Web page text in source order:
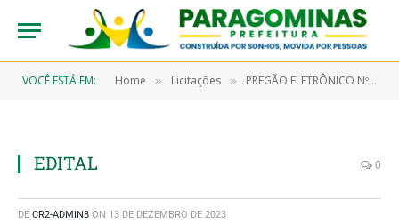
VOCÊ ESTÁ EM: Home » Licitações » PREGÃO ELETRÔNICO Nº 002/2023-SANEPAR (REGISTRO DE PREÇOS PARA FUTURA E EVENTUAL AQUISIÇÃO DE GÊNEROS DE ALIMENTAÇÃO, MATERIAIS DE LIMPEZA E PRODUTOS DE HIGIENIZAÇÃO, PARA COMPOR AS CESTAS BÁSICAS DESTINADAS AOS SERVIDORES DA AGÊNCIA DE SANEAMENTO DE PARAGOMINAS/PA)
EDITAL 0
DE CR2-ADMIN8 ON 13 DE DEZEMBRO DE 2023